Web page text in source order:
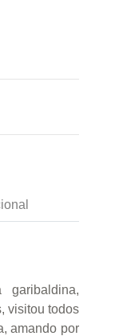
visitou todos
amando por